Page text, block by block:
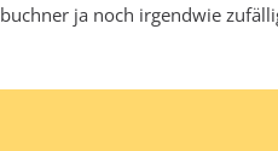
ja noch irgendwie